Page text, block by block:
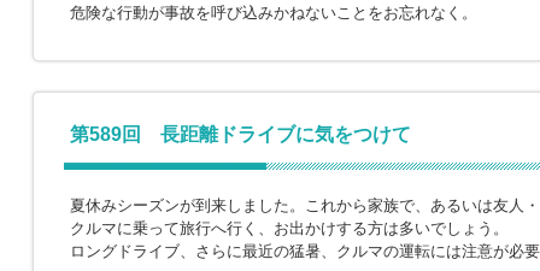
危険な行動が事故を呼び込みかねないことをお忘れなく。
第589回 長距離ドライブに気をつけて
夏休みシーズンが到来しました。これから家族で、あるいは友人
クルマに乗って旅行へ行く、お出かけする方は多いでしょう。
ロングドライブ、さらに最近の猛暑、クルマの運転には注意が必